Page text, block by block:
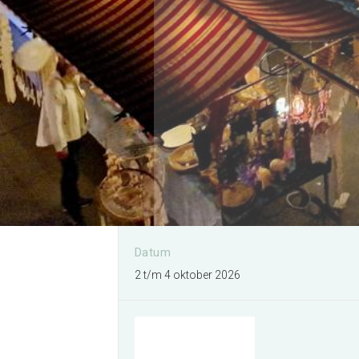
Organiseren bij EXPO
Greater Amsterdam
Meer informatie
Datum
2 t/m 4 oktober 2026